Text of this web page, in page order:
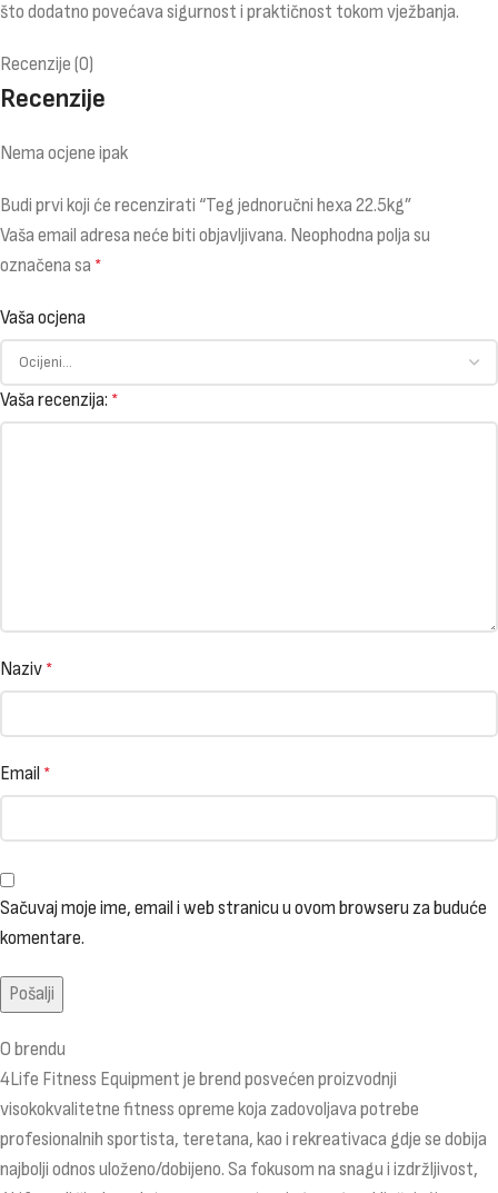
što dodatno povećava sigurnost i praktičnost tokom vježbanja.
Recenzije (0)
Recenzije
Nema ocjene ipak
Budi prvi koji će recenzirati “Teg jednoručni hexa 22.5kg”
Vaša email adresa neće biti objavljivana. Neophodna polja su
označena sa *
Vaša ocjena
Vaša recenzija: *
Naziv *
Email *
Sačuvaj moje ime, email i web stranicu u ovom browseru za buduće
komentare.
O brendu
4Life Fitness Equipment je brend posvećen proizvodnji
visokokvalitetne fitness opreme koja zadovoljava potrebe
profesionalnih sportista, teretana, kao i rekreativaca gdje se dobija
najbolji odnos uloženo/dobijeno. Sa fokusom na snagu i izdržljivost,